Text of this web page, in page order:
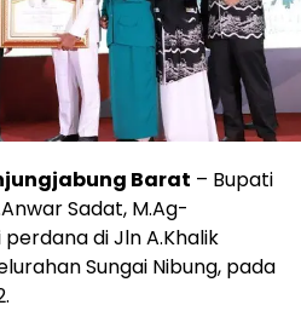
Barat – Bupati
Sadat, M.Ag-
di Jln A.Khalik
Sungai Nibung, pada